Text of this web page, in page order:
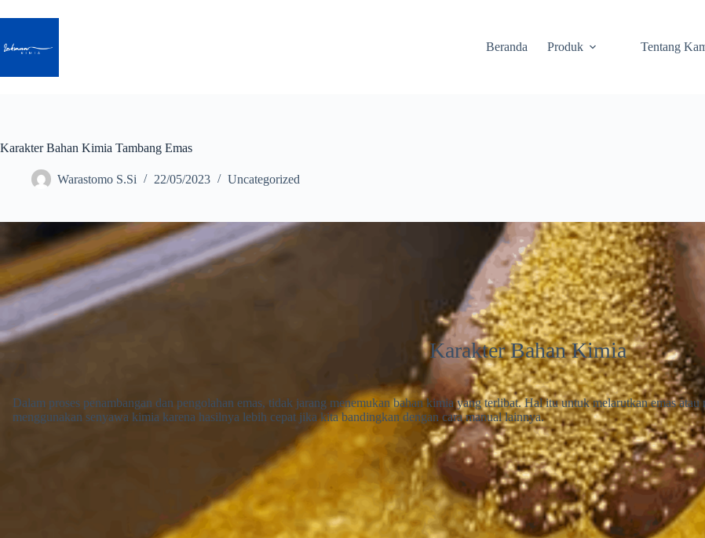
to
Beranda
Produk Tentang
Karakter Bahan Kimia Tambang Emas
Warastomo S.Si 22/05/2023 Uncategorized
Karakter Bahan Kimia
Dalam proses penambangan dan pengolahan emas, tidak jarang menemukan bahan kimia yang terlibat. Hal itu untuk melarutkan emas
menggunakan senyawa kimia karena hasilnya lebih cepat jika kita bandingkan dengan cara manual lainnya.